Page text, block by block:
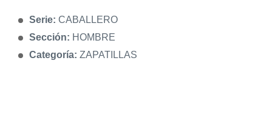
Serie: CABALLERO
Sección: HOMBRE
Categoría: ZAPATILLAS